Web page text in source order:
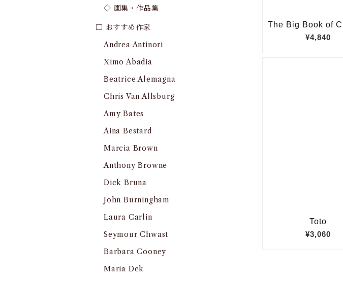
◇ 画集・作品集
□ おすすめ作家
Andrea Antinori
Ximo Abadia
Beatrice Alemagna
Chris Van Allsburg
Amy Bates
Aina Bestard
Marcia Brown
Anthony Browne
Dick Bruna
John Burningham
Laura Carlin
Seymour Chwast
Barbara Cooney
Maria Dek